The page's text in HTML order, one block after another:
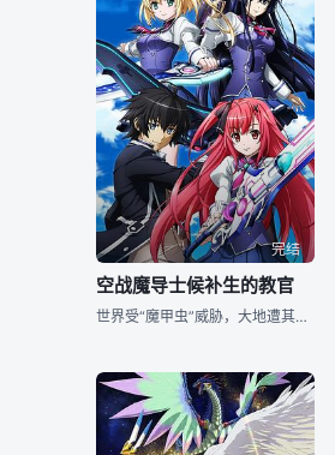
完结
空战魔导士候补生的教官
世界受“魔甲虫”威胁，大地遭其占据，人类如今只能住在天空中的浮游都市里。人类当中诞生出以魔力对抗“魔甲虫”的魔法师——空战魔导士。就读空战魔导士培育机构——学园浮游都市“密斯特岗”的彼方·英司，是